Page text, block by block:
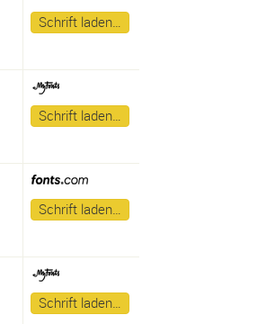
Schrift laden…
Schrift laden…
Schrift laden…
Schrift laden…